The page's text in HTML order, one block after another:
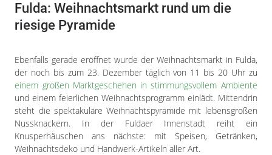
Fulda: Weihnachtsmarkt rund um die
riesige Pyramide
Ebenfalls gerade eröffnet wurde der Weihnachtsmarkt in Fulda,
der noch bis zum 23. Dezember täglich von 11 bis 20 Uhr zu
einem großen Marktgeschehen in stimmungsvollem Ambiente
und einem feierlichen Weihnachtsprogramm einlädt. Mittendrin
steht die spektakuläre Weihnachtspyramide mit lebensgroßen
Nussknackern. In der Fuldaer Innenstadt reiht ein
Knusperhäuschen ans nächste: mit Speisen, Getränken,
Weihnachtsdeko und Handwerk-Artikeln aller Art.